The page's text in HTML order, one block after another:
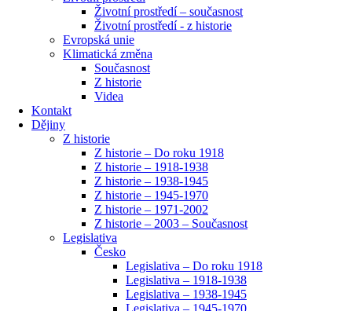
Životní prostředí – současnost
Životní prostředí ​- z historie
Evropská unie
Klimatická změna
Současnost
Z historie
Videa
Kontakt
Dějiny
Z historie
Z historie – Do roku 1918
Z historie – 1918-1938
Z historie – 1938-1945
Z historie – 1945-1970
Z historie – 1971-2002
Z historie – 2003 – Současnost
Legislativa
Česko
Legislativa – Do roku 1918
Legislativa – 1918-1938
Legislativa – 1938-1945
Legislativa – 1945-1970